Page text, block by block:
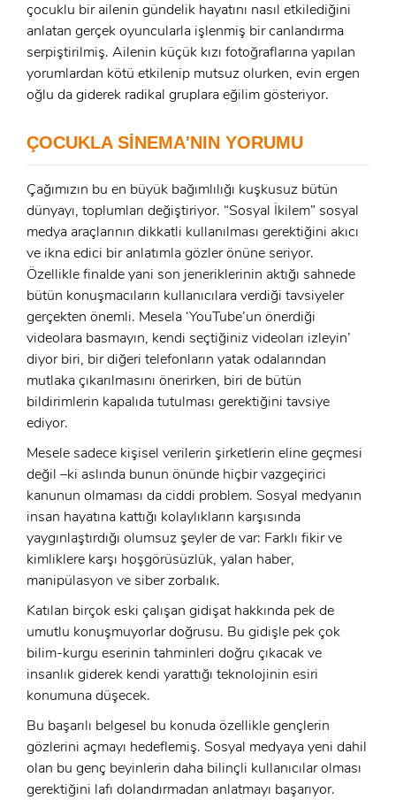
GIRIŞ YAP
E-Posta:
Şifre:
Beni Hatırla Şifremi Unuttum ?
ÜYE OL
Ad Soyad:
E-Posta:
Şifre:
GIRIŞ
çocuklu bir ailenin gündelik hayatını nasıl etkilediğini
anlatan gerçek oyuncularla işlenmiş bir canlandırma
serpiştirilmiş. Ailenin küçük kızı fotoğraflarına yapılan
yorumlardan kötü etkilenip mutsuz olurken, evin ergen
oğlu da giderek radikal gruplara eğilim gösteriyor.
ÇOCUKLA SİNEMA'NIN YORUMU
Çağımızın bu en büyük bağımlılığı kuşkusuz bütün
dünyayı, toplumları değiştiriyor. “Sosyal İkilem” sosyal
medya araçlarının dikkatli kullanılması gerektiğini akıcı
ve ikna edici bir anlatımla gözler önüne seriyor.
Özellikle finalde yani son jeneriklerinin aktığı sahnede
bütün konuşmacıların kullanıcılara verdiği tavsiyeler
gerçekten önemli. Mesela ‘YouTube’un önerdiği
videolara basmayın, kendi seçtiğiniz videoları izleyin’
diyor biri, bir diğeri telefonların yatak odalarından
mutlaka çıkarılmasını önerirken, biri de bütün
bildirimlerin kapalıda tutulması gerektiğini tavsiye
ediyor.
Mesele sadece kişisel verilerin şirketlerin eline geçmesi
değil –ki aslında bunun önünde hiçbir vazgeçirici
kanunun olmaması da ciddi problem. Sosyal medyanın
insan hayatına kattığı kolaylıkların karşısında
yaygınlaştırdığı olumsuz şeyler de var: Farklı fikir ve
kimliklere karşı hoşgörüsüzlük, yalan haber,
manipülasyon ve siber zorbalık.
Katılan birçok eski çalışan gidişat hakkında pek de
umutlu konuşmuyorlar doğrusu. Bu gidişle pek çok
bilim-kurgu eserinin tahminleri doğru çıkacak ve
insanlık giderek kendi yarattığı teknolojinin esiri
konumuna düşecek.
Bu başarılı belgesel bu konuda özellikle gençlerin
gözlerini açmayı hedeflemiş. Sosyal medyaya yeni dahil
olan bu genç beyinlerin daha bilinçli kullanıcılar olması
gerektiğini lafı dolandırmadan anlatmayı başarıyor.